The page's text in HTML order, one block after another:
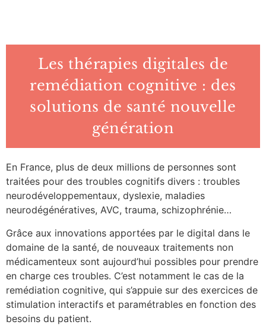
Les thérapies digitales de
remédiation cognitive : des
solutions de santé nouvelle
génération
En France, plus de deux millions de personnes sont
traitées pour des troubles cognitifs divers : troubles
neurodéveloppementaux, dyslexie, maladies
neurodégénératives, AVC, trauma, schizophrénie…
Grâce aux innovations apportées par le digital dans le
domaine de la santé, de nouveaux traitements non
médicamenteux sont aujourd’hui possibles pour prendre
en charge ces troubles. C’est notamment le cas de la
remédiation cognitive, qui s’appuie sur des exercices de
stimulation interactifs et paramétrables en fonction des
besoins du patient.